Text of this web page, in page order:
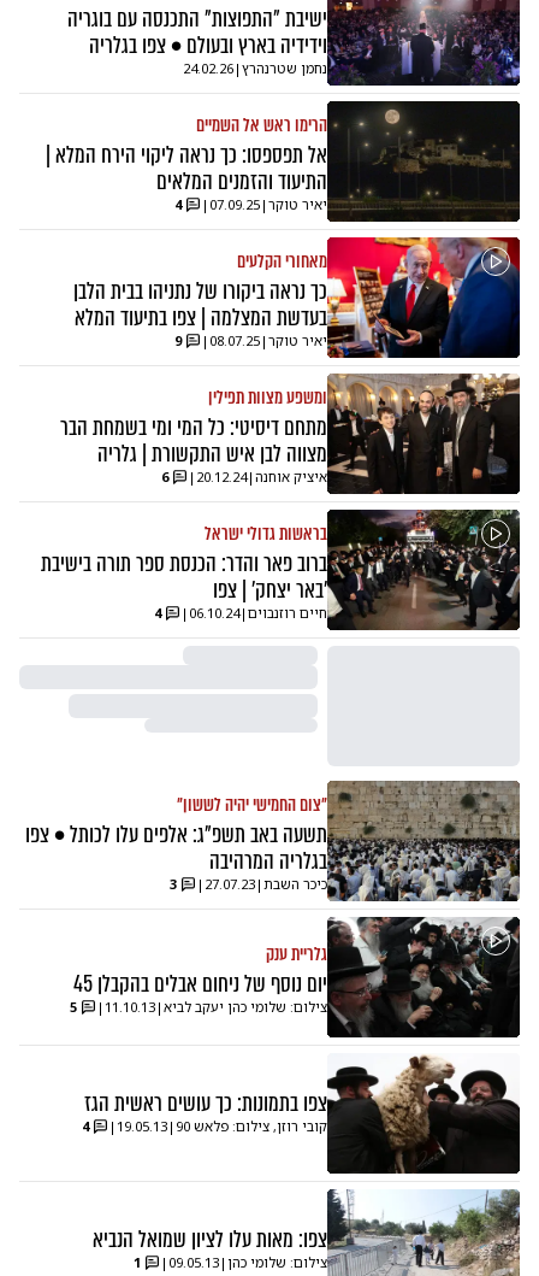
ישיבת "התפוצות" התכנסה עם בוגריה
וידידיה בארץ ובעולם • צפו בגלריה
נחמן שטרנהרץ |
24.02.26
הרימו ראש אל השמיים
אל תפספסו: כך נראה ליקוי הירח המלא |
התיעוד והזמנים המלאים
יאיר טוקר |
07.09.25
|
4
מאחורי הקלעים
כך נראה ביקורו של נתניהו בבית הלבן
בעדשת המצלמה | צפו בתיעוד המלא
יאיר טוקר |
08.07.25
|
9
ומשפע מצוות תפילין
מתחם דיסיטי: כל המי ומי בשמחת הבר
מצווה לבן איש התקשורת | גלריה
איציק אוחנה |
20.12.24
|
6
בראשות גדולי ישראל
ברוב פאר והדר: הכנסת ספר תורה בישיבת
'באר יצחק' | צפו
חיים רוזנבוים |
06.10.24
|
4
"צום החמישי יהיה לששון"
תשעה באב תשפ"ג: אלפים עלו לכותל • צפו
בגלריה המרהיבה
כיכר השבת |
27.07.23
|
3
גלריית ענק
יום נוסף של ניחום אבלים בהקבלן 45
צילום: שלומי כהן יעקב לביא |
11.10.13
|
5
צפו בתמונות: כך עושים ראשית הגז
קובי רוזן, צילום: פלאש 90 |
19.05.13
|
4
צפו: מאות עלו לציון שמואל הנביא
צילום: שלומי כהן |
09.05.13
|
1